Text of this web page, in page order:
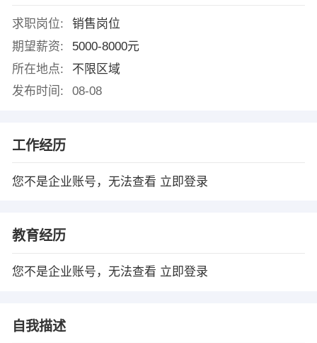
求职岗位:
销售岗位
期望薪资:
5000-8000元
所在地点:
不限区域
发布时间:
08-08
工作经历
您不是企业账号，无法查看 立即登录
教育经历
您不是企业账号，无法查看 立即登录
自我描述